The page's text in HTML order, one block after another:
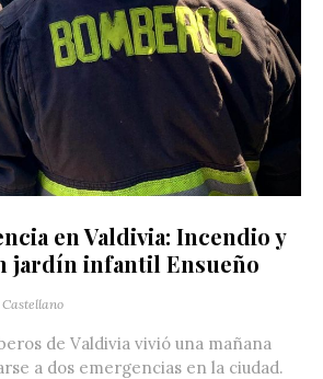
en Valdivia: Incendio y
jardín infantil Ensueño
de Valdivia vivió una mañana
a dos emergencias en la ciudad.